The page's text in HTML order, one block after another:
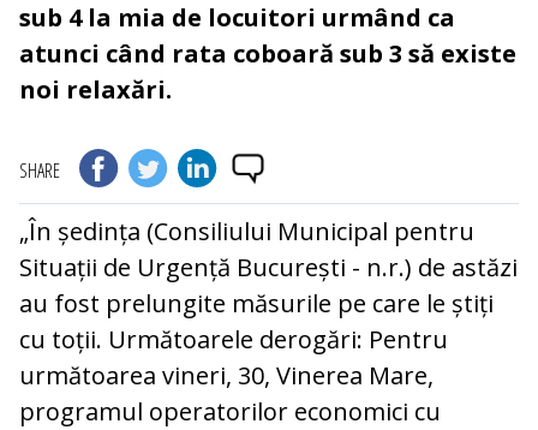
sub 4 la mia de locuitori urmând ca
atunci când rata coboară sub 3 să existe
noi relaxări.
SHARE
„În ședința (Consiliului Municipal pentru
Situații de Urgență București - n.r.) de astăzi
au fost prelungite măsurile pe care le știți
cu toții. Următoarele derogări: Pentru
următoarea vineri, 30, Vinerea Mare,
programul operatorilor economici cu